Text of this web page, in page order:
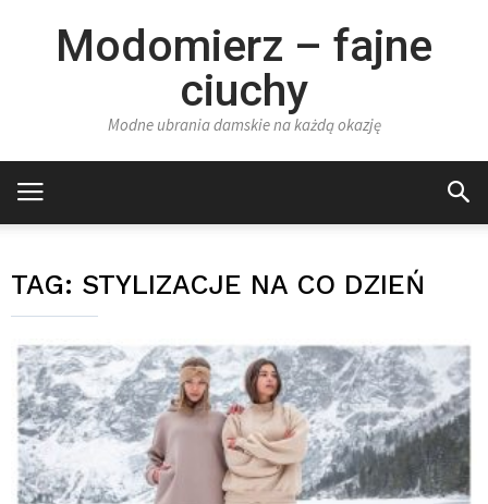
Modomierz – fajne
ciuchy
Modne ubrania damskie na każdą okazję
TAG: STYLIZACJE NA CO DZIEŃ